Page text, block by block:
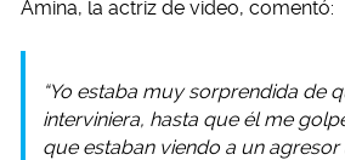
Amina, la actriz de video, comentó:
“Yo estaba muy sorprendida de
interviniera, hasta que él me
que estaban viendo a un